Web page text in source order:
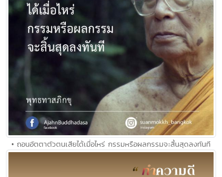
• ถอนอัตตาตัวตนเสียได้เมื่อไหร่ กรรมหรือผลกรรมจะสิ้นสุดลงทันที